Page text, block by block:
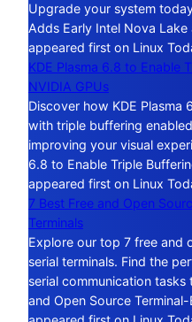
Upgrade your system
Adds Early Intel Nova
appeared first on Linux
KDE Plasma 6.8 to Enable
NVIDIA GPUs
Discover how KDE Plasma
with triple buffering
improving your visual
6.8 to Enable Triple
appeared first on Linux
7 Best Free and Open
Terminals
Explore our top 7 free and
serial terminals. Find the
serial communication
and Open Source